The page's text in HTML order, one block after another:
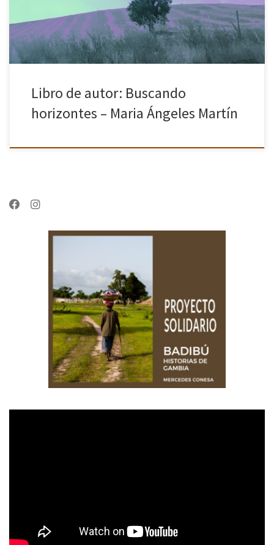
Libro de autor: Buscando
horizontes – Maria Ángeles Martín